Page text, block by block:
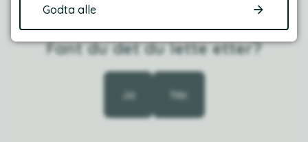
Fant du det du lette etter?
Ja Nei
Godta alle